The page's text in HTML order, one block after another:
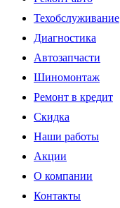
Техобслуживание
Диагностика
Автозапчасти
Шиномонтаж
Ремонт в кредит
Скидка
Наши работы
Акции
О компании
Контакты